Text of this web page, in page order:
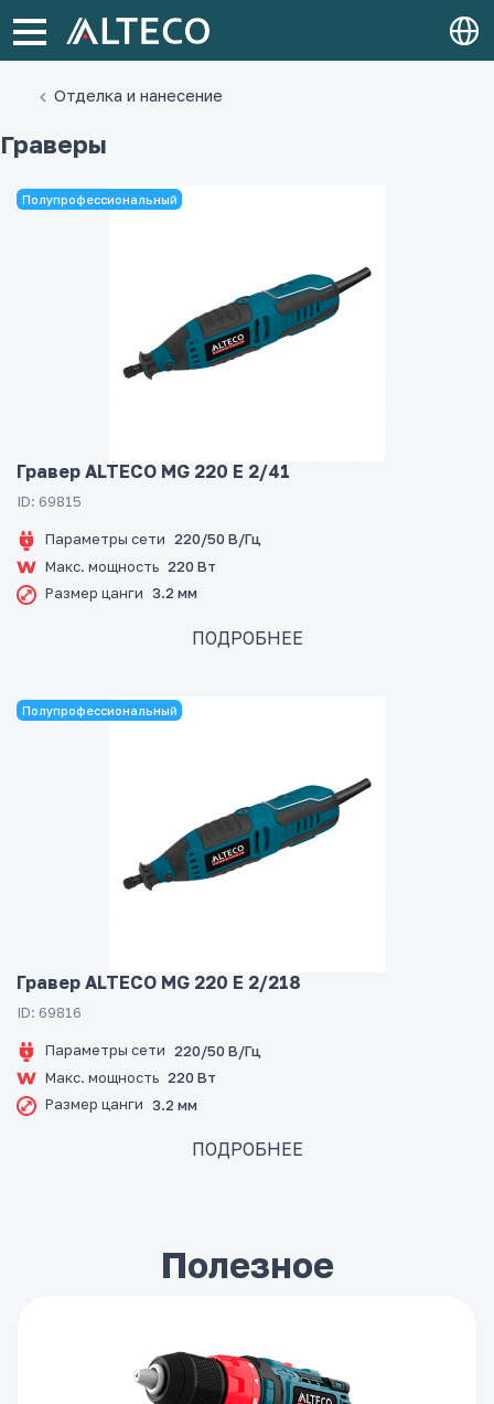
Отделка и нанесение
Граверы
Полупрофессиональный
Гравер ALTECO MG 220 E 2/41
ID: 69815
Параметры сети 220/50 В/Гц
Макс. мощность 220 Вт
Размер цанги 3.2 мм
ПОДРОБНЕЕ
Полупрофессиональный
Гравер ALTECO MG 220 E 2/218
ID: 69816
Параметры сети 220/50 В/Гц
Макс. мощность 220 Вт
Размер цанги 3.2 мм
ПОДРОБНЕЕ
Полезное